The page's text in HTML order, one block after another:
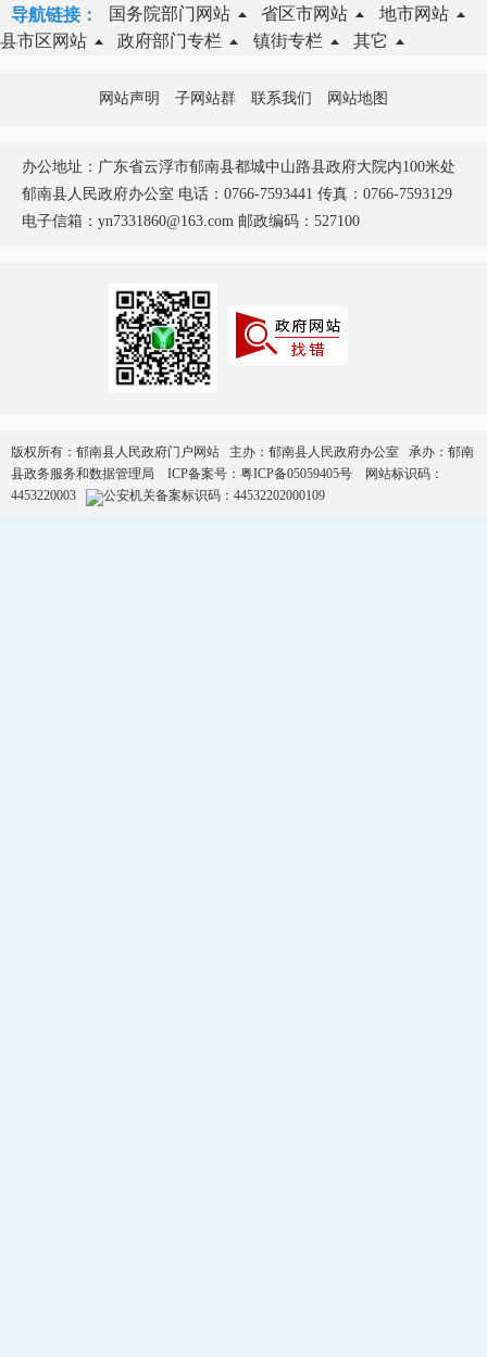
导航链接： 国务院部门网站 省区市网站
地市网站
县市区网站
政府部门专栏 镇街专栏 其它
网站声明 子网站群 联系我们 网站地图
办公地址：广东省云浮市郁南县都城中山路县政府大院内100米处
郁南县人民政府办公室 电话：0766-7593441 传真：0766-7593129
电子信箱：yn7331860@163.com 邮政编码：527100
版权所有：郁南县人民政府门户网站 主办：郁南县人民政府办公室 承办：郁南
县政务服务和数据管理局 ICP备案号： 粤ICP备05059405号
网站标识码：
4453220003
公安机关备案标识码：44532202000109